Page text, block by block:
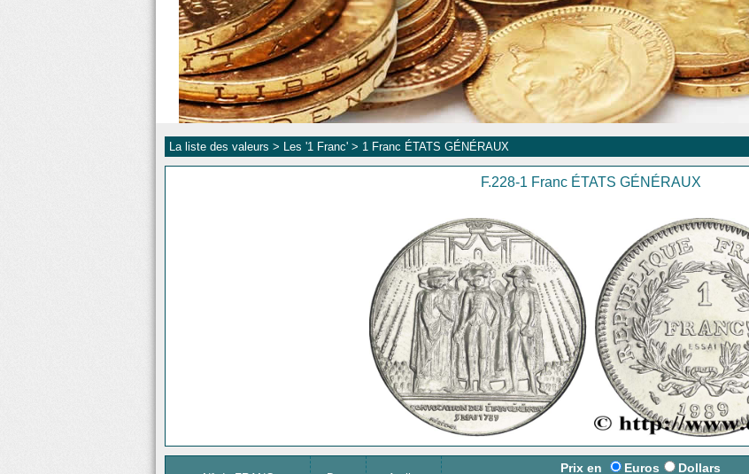
La liste des valeurs > Les '1 Franc' > 1 Franc ÉTATS GÉNÉRAUX
F.228-1 Franc ÉTATS GÉNÉRAUX
Prix en Euros Dollars